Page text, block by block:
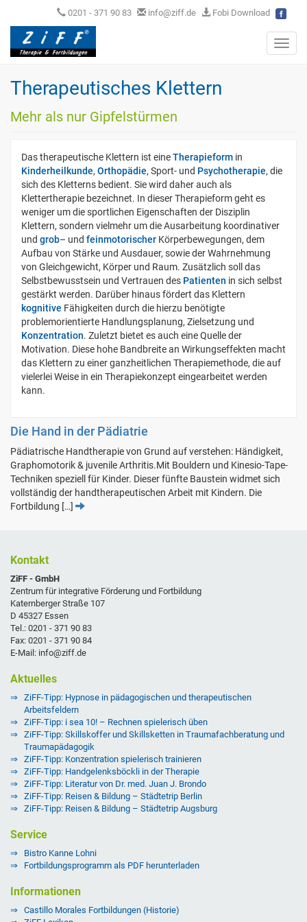
0201 - 371 90 83 info@ziff.de Fobi Download
Therapeutisches Klettern
Mehr als nur Gipfelstürmen
Das therapeutische Klettern ist eineTherapieform in
Kinderheilkunde, Orthopädie, Sport- und Psychotherapie, die
sich des Kletterns bedient. Sie wird daher auch als
Klettertherapie bezeichnet. In dieser Therapieform geht es
weniger um die sportlichen Eigenschaften der Disziplin
Klettern, sondern vielmehr um die Ausarbeitung koordinativer
und grob– und feinmotorischer Körperbewegungen, dem
Aufbau von Stärke und Ausdauer, sowie der Wahrnehmung
von Gleichgewicht, Körper und Raum. Zusätzlich soll das
Selbstbewusstsein und Vertrauen des Patienten in sich selbst
gestärkt werden. Darüber hinaus fördert das Klettern
kognitive Fähigkeiten durch die hierzu benötigte
problemorientierte Handlungsplanung, Zielsetzung und
Konzentration. Zuletzt bietet es auch eine Quelle der
Motivation. Diese hohe Bandbreite an Wirkungseffekten macht
das Klettern zu einer ganzheitlichen Therapiemethode, die auf
vielerlei Weise in ein Therapiekonzept eingearbeitet werden
kann.
Die Hand in der Pädiatrie
Pädiatrische Handtherapie von Grund auf verstehen: Händigkeit,
Graphomotorik & juvenile Arthritis.Mit Bouldern und Kinesio-Tape-
Techniken speziell für Kinder. Dieser fünfte Baustein widmet sich
vollständig der handtherapeutischen Arbeit mit Kindern. Die
Fortbildung […]
Kontakt
ZiFF - GmbH
Zentrum für integrative Förderung und Fortbildung
Katernberger Straße 107
D 45327 Essen
Tel.: 0201 - 371 90 83
Fax: 0201 - 371 90 84
E-Mail: info@ziff.de
Aktuelles
ZiFF-Tipp: Hypnose in pädagogischen und therapeutischen
Arbeitsfeldern
ZiFF-Tipp: i sea 10! – Rechnen spielerisch üben
ZiFF-Tipp: Skillskoffer und Skillsketten in Traumafachberatung und
Traumapädagogik
ZiFF-Tipp: Konzentration spielerisch trainieren
ZiFF-Tipp: Handgelenksböckli in der Therapie
ZiFF-Tipp: Literatur von Dr. med. Juan J. Brondo
ZiFF-Tipp: Reisen & Bildung – Städtetrip Berlin
ZiFF-Tipp: Reisen & Bildung – Städtetrip Augsburg
Service
Bistro Kanne Lohni
Fortbildungsprogramm als PDF herunterladen
Informationen
Castillo Morales Fortbildungen (Historie)